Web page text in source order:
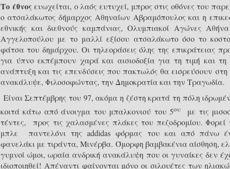
Το έθνοςευωχείται, ο λαός ευτυχεί, μπρος στις οθόνες του
ο ατσαλάκωτος δήμαρχος Αθηναίων Αβραμόπουλος και η
εθνικής και διεθνούς καμπάνιας, Ολυμπιακοί Αγώνες
Αγγελοπούλου με το μαλλί εξίσου ατσαλάκωτο όσο το
φάτσα του δημάρχου. Οι τηλεοράσεις όλης της επικράτειας
για ύπνο εκπέμπουν χαρά και αισιοδοξία για τη τιμή και τη
ανάπτυξη και τις επενδύσεις που πακτωλός θα εισρεύσουν
ανακάλυψε, Φιλοσοφώντας, την Δημοκρατία και την Τραγωδία.
Είναι Σεπτέμβρης του 97, ακόμα η ζέστη κρατά τη πόλη
κοιτά κάτω από άνοιγμα του μπαλκονιού του 5ου με τις
τέντες, προς τις χαλασμένες πλάκες του πεζοδρομίου. Φορεί
μπλε παντελόνι της addidas φόρμας του και από πάνω
φανελάκι με τιράντα, Μινέρβα. Όμορφη βαμβακένια αίσθηση,
γυμνοί ώμοι, ωραία ανδρική ανακάλυψη που οι γυναίκες δεν
ιδιοποιηθεί! Απέναντι φαίνονται μόνο οι σιλουέτες των